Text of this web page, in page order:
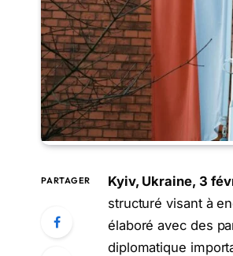
PARTAGER Kyiv, Ukraine, 3
structuré visant à
élaboré avec des
diplomatique